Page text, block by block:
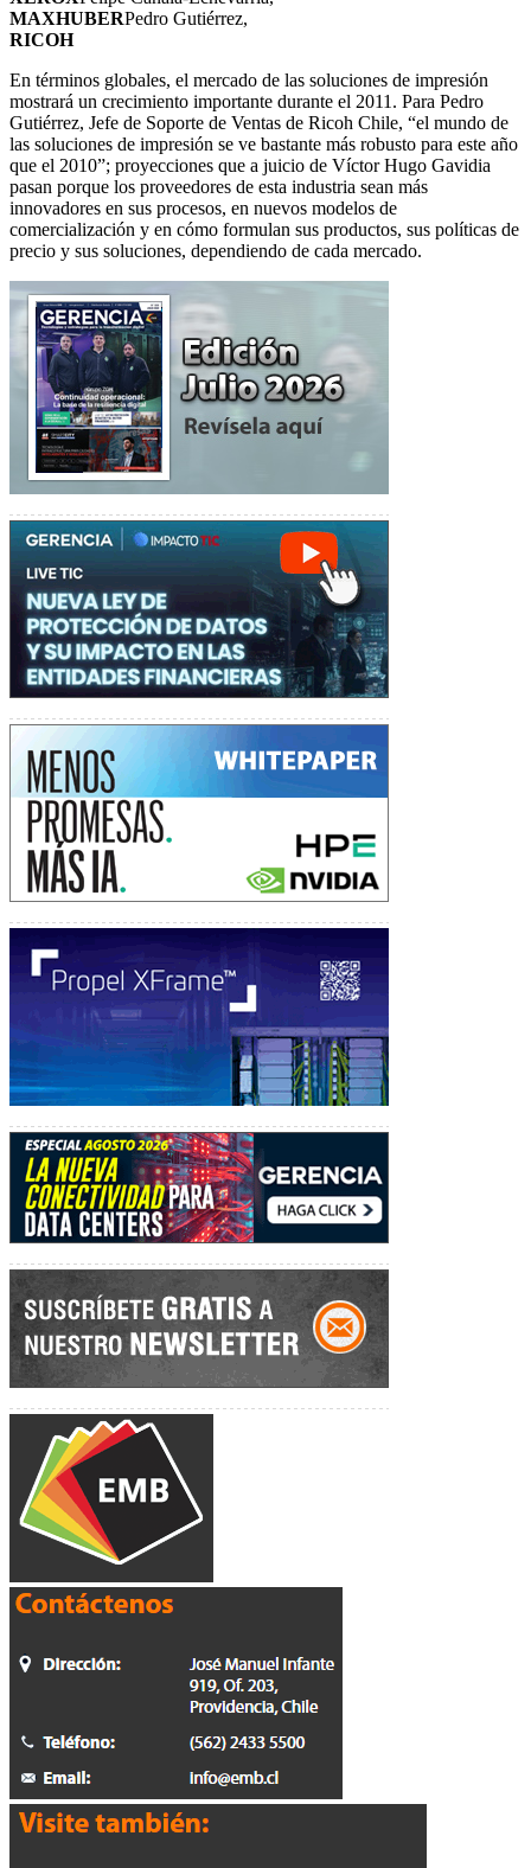
MAXHUBERPedro Gutiérrez,
RICOH
En términos globales, el mercado de las soluciones de impresión
mostrará un crecimiento importante durante el 2011. Para Pedro
Gutiérrez, Jefe de Soporte de Ventas de Ricoh Chile, “el mundo de
las soluciones de impresión se ve bastante más robusto para este año
que el 2010”; proyecciones que a juicio de Víctor Hugo Gavidia
pasan porque los proveedores de esta industria sean más
innovadores en sus procesos, en nuevos modelos de
comercialización y en cómo formulan sus productos, sus políticas de
precio y sus soluciones, dependiendo de cada mercado.